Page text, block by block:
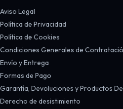
Aviso Legal
Política de Privacidad
Política de Cookies
Condiciones Generales de
Envío y Entrega
Formas de Pago
Garantía, Devoluciones y Productos
Derecho de desistimiento